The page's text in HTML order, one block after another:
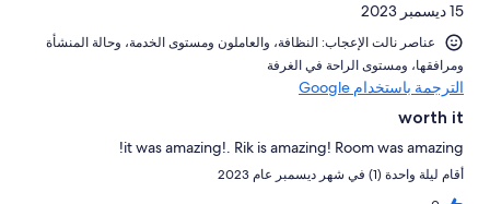
15 ديسمبر 2023
عناصر نالت الإعجاب: ⁦النظافة⁩، و⁦العاملون ومستوى الخدمة⁩، و⁦حالة المنشأة
ومرافقها⁩، و⁦مستوى الراحة في الغرفة⁩
الترجمة باستخدام Google
worth it
it was amazing!. Rik is amazing! Room was amazing!
أقام ليلة واحدة (1) في شهر ديسمبر عام 2023